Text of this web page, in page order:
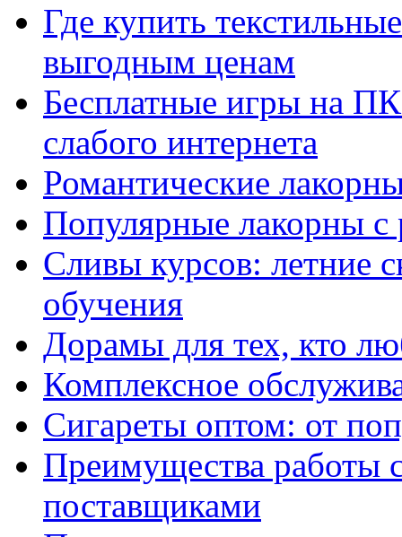
Где купить
выгодным ценам
Бесплатные игры на
слабого интернета
Романтические
Популярные лакорны с
Сливы курсов: летние
обучения
Дорамы для тех, кто
Комплексное
Сигареты оптом: от
Преимущества работы
поставщиками